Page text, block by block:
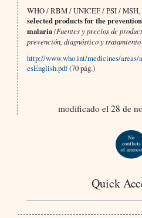
WHO / RBM / UNICEF / PSI / MSH,
selected products for the
malaria(Fuentes y precios de
prevención, diagnóstico y
http://www.who.int/medicines/
esEnglish.pdf(70 pág.)
modificado el 28 de
Quick